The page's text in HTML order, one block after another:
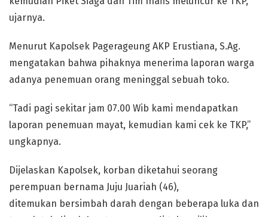
ujarnya.
Menurut Kapolsek Pagerageung AKP Erustiana, S.Ag.
mengatakan bahwa pihaknya menerima laporan warga
adanya penemuan orang meninggal sebuah toko.
“Tadi pagi sekitar jam 07.00 Wib kami mendapatkan
laporan penemuan mayat, kemudian kami cek ke TKP,”
ungkapnya.
Dijelaskan Kapolsek, korban diketahui seorang
perempuan bernama Juju Juariah (46),
ditemukan bersimbah darah dengan beberapa luka dan